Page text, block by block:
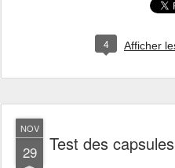
4 Afficher
NOV
29 Test des